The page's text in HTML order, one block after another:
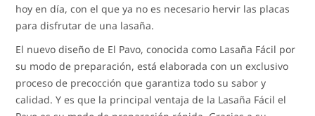
hoy en día, con el que ya no es necesario hervir las placas
para disfrutar de una lasaña.
El nuevo diseño de El Pavo, conocida como Lasaña Fácil por
su modo de preparación, está elaborada con un exclusivo
proceso de precocción que garantiza todo su sabor y
calidad. Y es que la principal ventaja de la Lasaña Fácil el